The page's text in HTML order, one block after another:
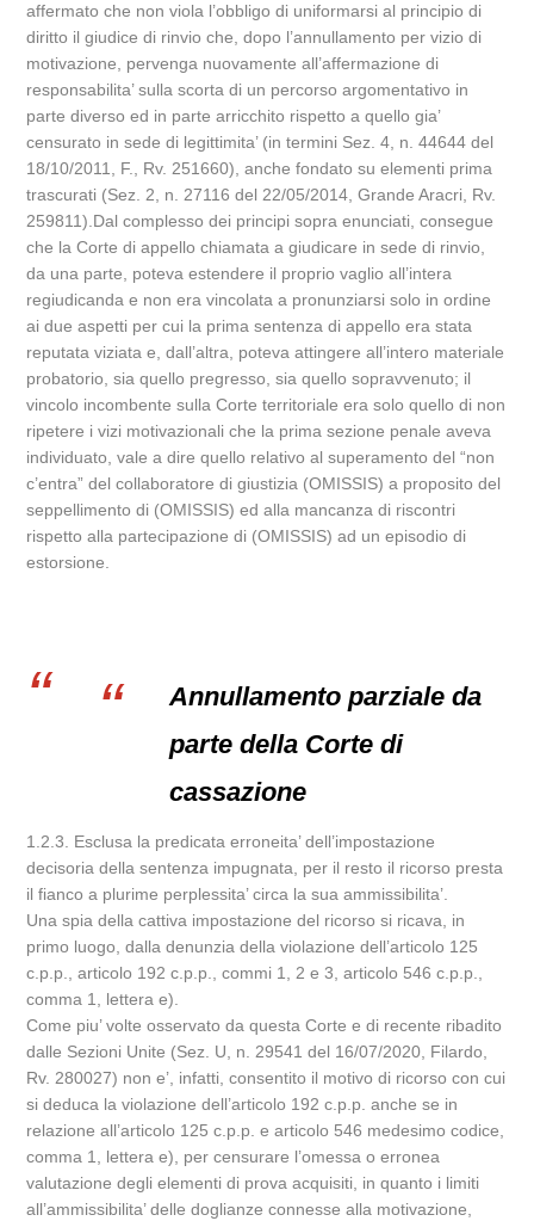
affermato che non viola l’obbligo di uniformarsi al principio di
diritto il giudice di rinvio che, dopo l’annullamento per vizio di
motivazione, pervenga nuovamente all’affermazione di
responsabilita’ sulla scorta di un percorso argomentativo in
parte diverso ed in parte arricchito rispetto a quello gia’
censurato in sede di legittimita’ (in termini Sez. 4, n. 44644 del
18/10/2011, F., Rv. 251660), anche fondato su elementi prima
trascurati (Sez. 2, n. 27116 del 22/05/2014, Grande Aracri, Rv.
259811).Dal complesso dei principi sopra enunciati, consegue
che la Corte di appello chiamata a giudicare in sede di rinvio,
da una parte, poteva estendere il proprio vaglio all’intera
regiudicanda e non era vincolata a pronunziarsi solo in ordine
ai due aspetti per cui la prima sentenza di appello era stata
reputata viziata e, dall’altra, poteva attingere all’intero materiale
probatorio, sia quello pregresso, sia quello sopravvenuto; il
vincolo incombente sulla Corte territoriale era solo quello di non
ripetere i vizi motivazionali che la prima sezione penale aveva
individuato, vale a dire quello relativo al superamento del “non
c’entra” del collaboratore di giustizia (OMISSIS) a proposito del
seppellimento di (OMISSIS) ed alla mancanza di riscontri
rispetto alla partecipazione di (OMISSIS) ad un episodio di
estorsione.
Annullamento parziale da
parte della Corte di
cassazione
1.2.3. Esclusa la predicata erroneita’ dell’impostazione
decisoria della sentenza impugnata, per il resto il ricorso presta
il fianco a plurime perplessita’ circa la sua ammissibilita’.
Una spia della cattiva impostazione del ricorso si ricava, in
primo luogo, dalla denunzia della violazione dell’articolo 125
c.p.p., articolo 192 c.p.p., commi 1, 2 e 3, articolo 546 c.p.p.,
comma 1, lettera e).
Come piu’ volte osservato da questa Corte e di recente ribadito
dalle Sezioni Unite (Sez. U, n. 29541 del 16/07/2020, Filardo,
Rv. 280027) non e’, infatti, consentito il motivo di ricorso con cui
si deduca la violazione dell’articolo 192 c.p.p. anche se in
relazione all’articolo 125 c.p.p. e articolo 546 medesimo codice,
comma 1, lettera e), per censurare l’omessa o erronea
valutazione degli elementi di prova acquisiti, in quanto i limiti
all’ammissibilita’ delle doglianze connesse alla motivazione,